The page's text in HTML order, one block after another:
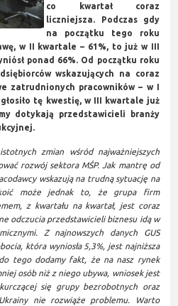
co kwartał coraz
liczniejsza. Podczas gdy
na początku tego roku
w II kwartale – 61%, to już w III
ponad 66%. Od początku roku
wskazujących na coraz
zatrudnionych pracowników – w I
tę kwestię, w III kwartale już
dotykają przedstawicieli branży
zmian wśród najważniejszych
rozwój sektora MŚP. Jak mantrę od
wskazują na trudną sytuację na
może jednak to, że grupa firm
z kwartału na kwartał, jest coraz
odczucia przedstawicieli biznesu idą w
Z najnowszych danych GUS
która wyniosła 5,3%, jest najniższa
tego dodamy fakt, że na nasz rynek
osób niż z niego ubywa, wniosek jest
się grupy bezrobotnych oraz
nie rozwiąże problemu. Warto